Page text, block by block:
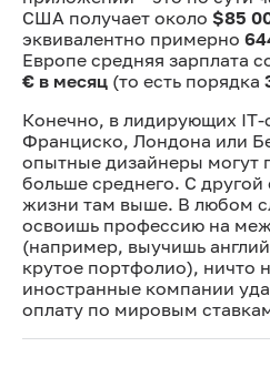
США получает около $85
эквивалентно примерно
Европе средняя зарплата
€ в месяц (то есть порядка
Конечно, в лидирующих IT-
Франциско, Лондона или
опытные дизайнеры могут
больше среднего. С
жизни там выше. В любом
освоишь профессию на
(например, выучишь
крутое портфолио), ничто
иностранные компании
оплату по мировым